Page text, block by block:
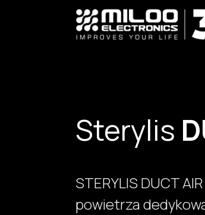
Sterylis
STERYLIS DUCT
powietrza